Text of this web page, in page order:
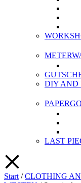
DIY AND
LAST
Start /CLOTHING